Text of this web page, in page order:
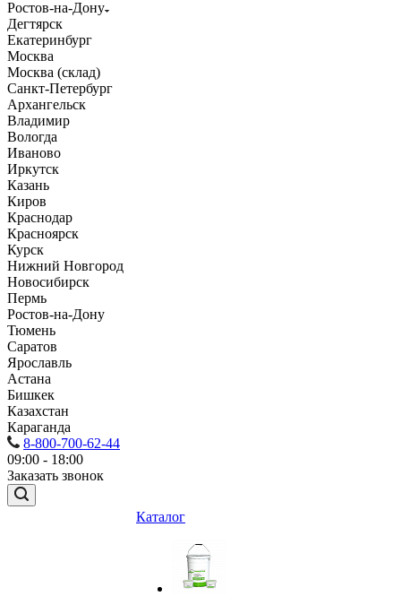
Ростов-на-Дону
Дегтярск
Екатеринбург
Москва
Москва (склад)
Санкт-Петербург
Архангельск
Владимир
Вологда
Иваново
Иркутск
Казань
Киров
Краснодар
Красноярск
Курск
Нижний Новгород
Новосибирск
Пермь
Ростов-на-Дону
Тюмень
Саратов
Ярославль
Астана
Бишкек
Казахстан
Караганда
8-800-700-62-44
09:00 - 18:00
Заказать звонок
Каталог